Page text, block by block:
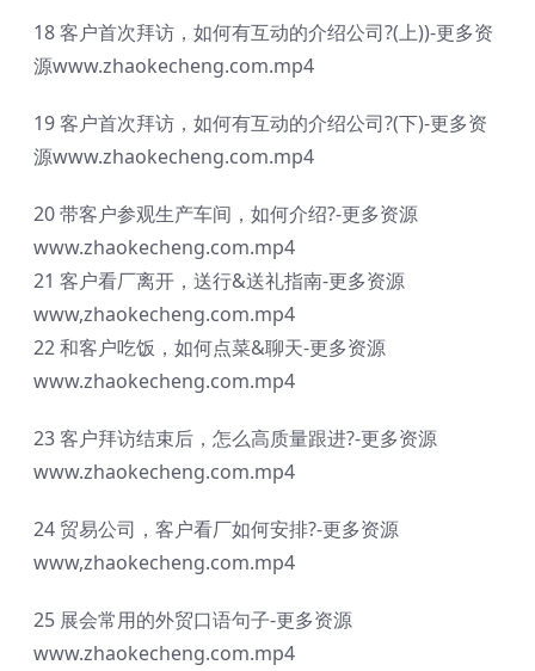
18 客户首次拜访，如何有互动的介绍公司?(上))-更多资
源www.zhaokecheng.com.mp4
19 客户首次拜访，如何有互动的介绍公司?(下)-更多资
源www.zhaokecheng.com.mp4
20 带客户参观生产车间，如何介绍?-更多资源
www.zhaokecheng.com.mp4
21 客户看厂离开，送行&送礼指南-更多资源
www,zhaokecheng.com.mp4
22 和客户吃饭，如何点菜&聊天-更多资源
www.zhaokecheng.com.mp4
23 客户拜访结束后，怎么高质量跟进?-更多资源
www.zhaokecheng.com.mp4
24 贸易公司，客户看厂如何安排?-更多资源
www,zhaokecheng.com.mp4
25 展会常用的外贸口语句子-更多资源
www.zhaokecheng.com.mp4